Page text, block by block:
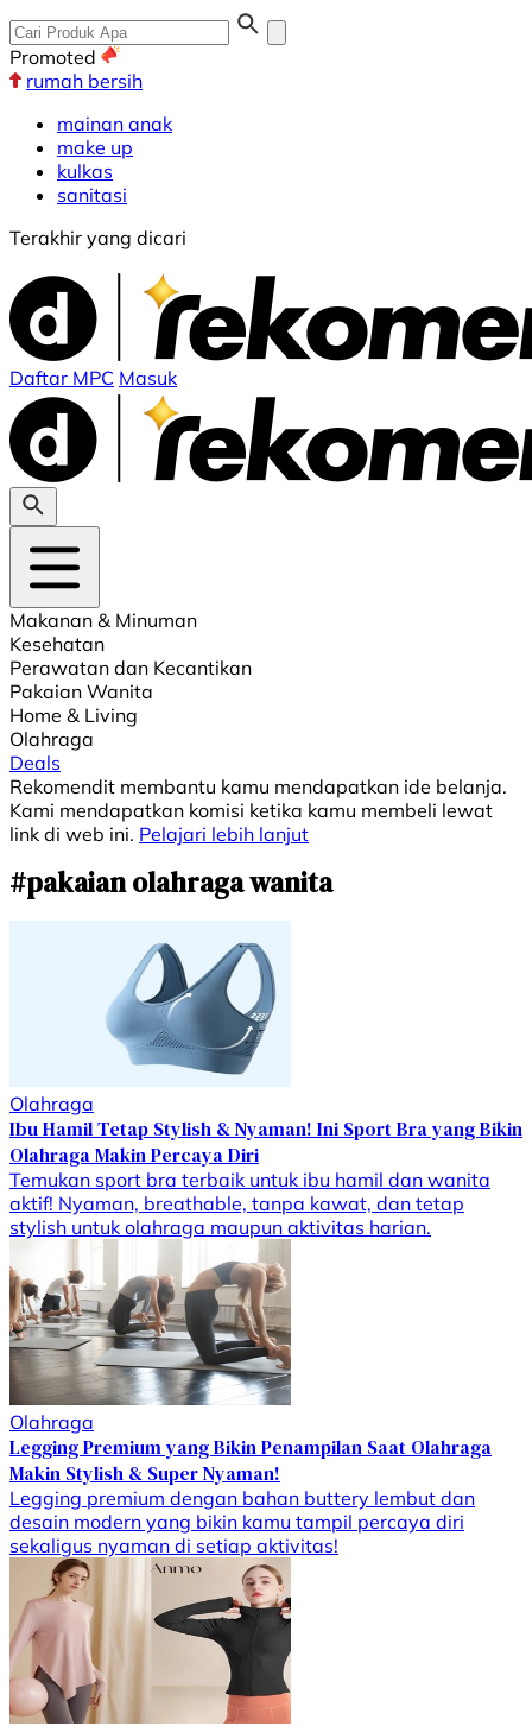
Promoted
rumah bersih
mainan anak
make up
kulkas
sanitasi
Terakhir yang dicari
Daftar MPC Masuk
Makanan & Minuman
Kesehatan
Perawatan dan Kecantikan
Pakaian Wanita
Home & Living
Olahraga
Deals
Rekomendit membantu kamu mendapatkan ide belanja.
Kami mendapatkan komisi ketika kamu membeli lewat
link di web ini. Pelajari lebih lanjut
#pakaian olahraga wanita
Olahraga
Ibu Hamil Tetap Stylish & Nyaman! Ini Sport Bra yang Bikin
Olahraga Makin Percaya Diri
Temukan sport bra terbaik untuk ibu hamil dan wanita
aktif! Nyaman, breathable, tanpa kawat, dan tetap
stylish untuk olahraga maupun aktivitas harian.
Olahraga
Legging Premium yang Bikin Penampilan Saat Olahraga
Makin Stylish & Super Nyaman!
Legging premium dengan bahan buttery lembut dan
desain modern yang bikin kamu tampil percaya diri
sekaligus nyaman di setiap aktivitas!